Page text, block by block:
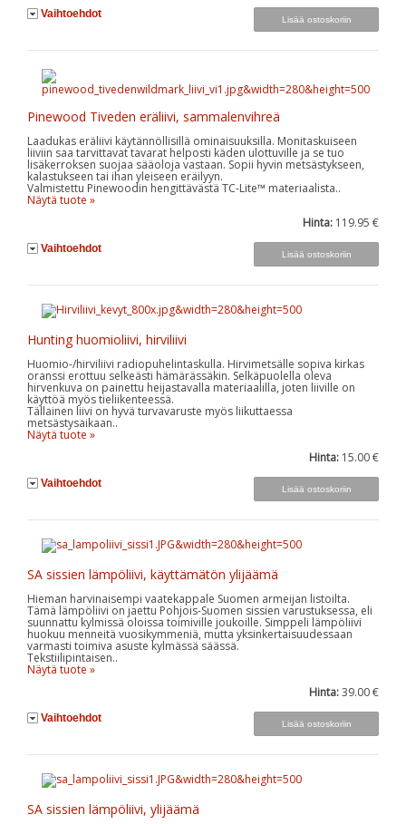
Vaihtoehdot
Pinewood Tiveden eräliivi, sammalenvihreä
Laadukas eräliivi käytännöllisillä ominaisuuksilla. Monitaskuiseen
liiviin saa tarvittavat tavarat helposti käden ulottuville ja se tuo
lisäkerroksen suojaa sääoloja vastaan. Sopii hyvin metsästykseen,
kalastukseen tai ihan yleiseen eräilyyn.
Valmistettu Pinewoodin hengittävästä TC-Lite™ materiaalista..
Näytä tuote »
Hinta: 119.95 €
Vaihtoehdot
Hunting huomioliivi, hirviliivi
Huomio-/hirviliivi radiopuhelintaskulla. Hirvimetsälle sopiva kirkas
oranssi erottuu selkeästi hämärässäkin. Selkäpuolella oleva
hirvenkuva on painettu heijastavalla materiaalilla, joten liiville on
käyttöä myös tieliikenteessä.
Tällainen liivi on hyvä turvavaruste myös liikuttaessa
metsästysaikaan..
Näytä tuote »
Hinta: 15.00 €
Vaihtoehdot
SA sissien lämpöliivi, käyttämätön ylijäämä
Hieman harvinaisempi vaatekappale Suomen armeijan listoilta.
Tämä lämpöliivi on jaettu Pohjois-Suomen sissien varustuksessa, eli
suunnattu kylmissä oloissa toimiville joukoille. Simppeli lämpöliivi
huokuu menneitä vuosikymmeniä, mutta yksinkertaisuudessaan
varmasti toimiva asuste kylmässä säässä.
Tekstiilipintaisen..
Näytä tuote »
Hinta:39.00 €
Vaihtoehdot
SA sissien lämpöliivi, ylijäämä